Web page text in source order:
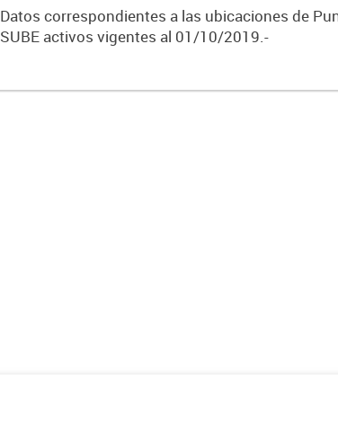
Datos correspondientes a las ubicaciones de
SUBE activos vigentes al 01/10/2019.-